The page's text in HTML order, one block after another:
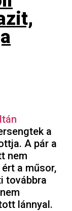
a
A pár a
nem
a műsor,
továbbra
lánnyal.